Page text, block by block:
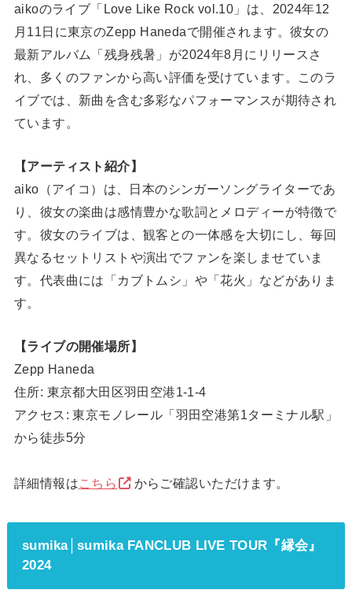
aikoのライブ「Love Like Rock vol.10」は、2024年12
月11日に東京のZepp Hanedaで開催されます。彼女の
最新アルバム「残身残暑」が2024年8月にリリースさ
れ、多くのファンから高い評価を受けています。このラ
イブでは、新曲を含む多彩なパフォーマンスが期待され
ています。
【アーティスト紹介】
aiko（アイコ）は、日本のシンガーソングライターであ
り、彼女の楽曲は感情豊かな歌詞とメロディーが特徴で
す。彼女のライブは、観客との一体感を大切にし、毎回
異なるセットリストや演出でファンを楽しませていま
す。代表曲には「カブトムシ」や「花火」などがありま
す。
【ライブの開催場所】
Zepp Haneda
住所: 東京都大田区羽田空港1-1-4
アクセス: 東京モノレール「羽田空港第1ターミナル駅」
から徒歩5分
詳細情報はこちら からご確認いただけます。
sumika│sumika FANCLUB LIVE TOUR『縁会』
2024